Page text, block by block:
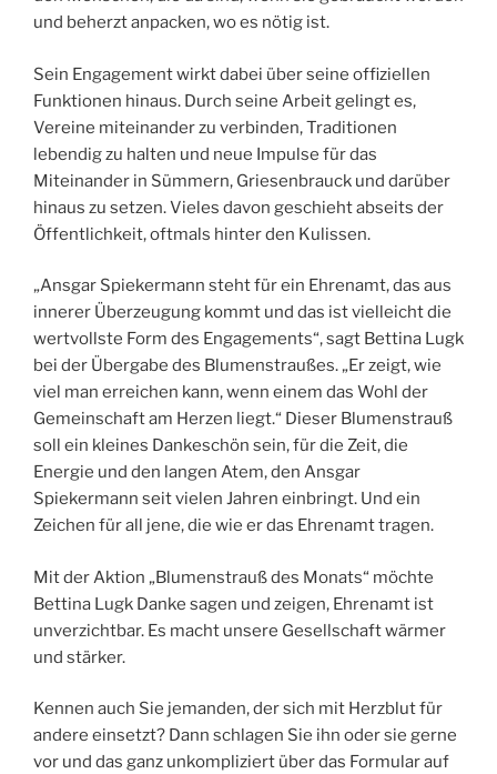
und beherzt anpacken, wo es nötig ist.
Sein Engagement wirkt dabei über seine offiziellen
Funktionen hinaus. Durch seine Arbeit gelingt es,
Vereine miteinander zu verbinden, Traditionen
lebendig zu halten und neue Impulse für das
Miteinander in Sümmern, Griesenbrauck und darüber
hinaus zu setzen. Vieles davon geschieht abseits der
Öffentlichkeit, oftmals hinter den Kulissen.
„Ansgar Spiekermann steht für ein Ehrenamt, das aus
innerer Überzeugung kommt und das ist vielleicht die
wertvollste Form des Engagements“, sagt Bettina Lugk
bei der Übergabe des Blumenstraußes. „Er zeigt, wie
viel man erreichen kann, wenn einem das Wohl der
Gemeinschaft am Herzen liegt.“ Dieser Blumenstrauß
soll ein kleines Dankeschön sein, für die Zeit, die
Energie und den langen Atem, den Ansgar
Spiekermann seit vielen Jahren einbringt. Und ein
Zeichen für all jene, die wie er das Ehrenamt tragen.
Mit der Aktion „Blumenstrauß des Monats“ möchte
Bettina Lugk Danke sagen und zeigen, Ehrenamt ist
unverzichtbar. Es macht unsere Gesellschaft wärmer
und stärker.
Kennen auch Sie jemanden, der sich mit Herzblut für
andere einsetzt? Dann schlagen Sie ihn oder sie gerne
vor und das ganz unkompliziert über das Formular auf